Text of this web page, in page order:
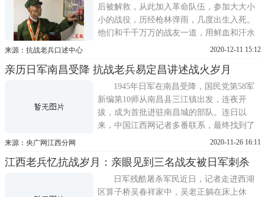
二师21团)的一名战士，1981
后被解救，从此加入革命队伍，参加大大小
小的战役，历经枪林弹雨，几度出生入死。
他们和千千万万的战友一道，用鲜血和汗水
抵挡住了侵略者，最终取得抗战的胜利。如
老人。但他们身上那种不怕牺牲、英勇奋战
的爱国主义精神，激励着一代又一代的中华
儿女。他们有一个响亮的
来源：抗战老兵口述中心 2020-12-11 15:12
亲历日军南昌受降 抗战老兵易定昌讲述战火岁月
1945年日军在南昌受降，国民党第58军
新编第10师从南昌县三江镇出发，连夜开
拔，成为首批进驻南昌城的部队。连日以
来，中国江西网记者多番联系，最终找到了
一名亲历这一历史事件的抗战老兵——芦溪
昌。老人身体硬朗，操着一口浓重芦溪口音
的他嗓门洪亮。尽管老人有些耳背，但讲述
起当年那段战火纷飞的岁月，他
来源：央广网江西分网 2020-11-26 16:11
江西老兵忆抗战岁月：亲眼见到三名战友被日军刺杀
日军残酷屠杀军民近日，记者走进西湖
区算子桥吴春祥家中，吴老正躺在床上休